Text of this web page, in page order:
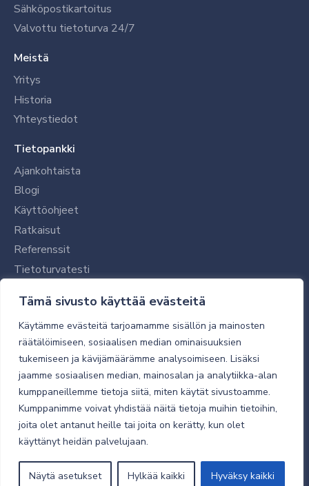
Tämä sivusto käyttää evästeitä
Käytämme evästeitä tarjoamamme sisällön ja mainosten
räätälöimiseen, sosiaalisen median ominaisuuksien
tukemiseen ja kävijämäärämme analysoimiseen. Lisäksi
jaamme sosiaalisen median, mainosalan ja analytiikka-alan
kumppaneillemme tietoja siitä, miten käytät sivustoamme.
Kumppanimme voivat yhdistää näitä tietoja muihin tietoihin,
joita olet antanut heille tai joita on kerätty, kun olet
käyttänyt heidän palvelujaan.
Näytä asetukset Hylkää kaikki Hyväksy kaikki
Sähköpostikartoitus
Valvottu tietoturva 24/7
Meistä
Yritys
Historia
Yhteystiedot
Tietopankki
Ajankohtaista
Blogi
Käyttöohjeet
Ratkaisut
Referenssit
Tietoturvatesti
Tilaajalle
Toimitustavat ja -kulut
Verkkokaupan yleiset ehdot
Toimitusehdot
Tietosuojaseloste
Tietoturva
© 2026 Micro Magic